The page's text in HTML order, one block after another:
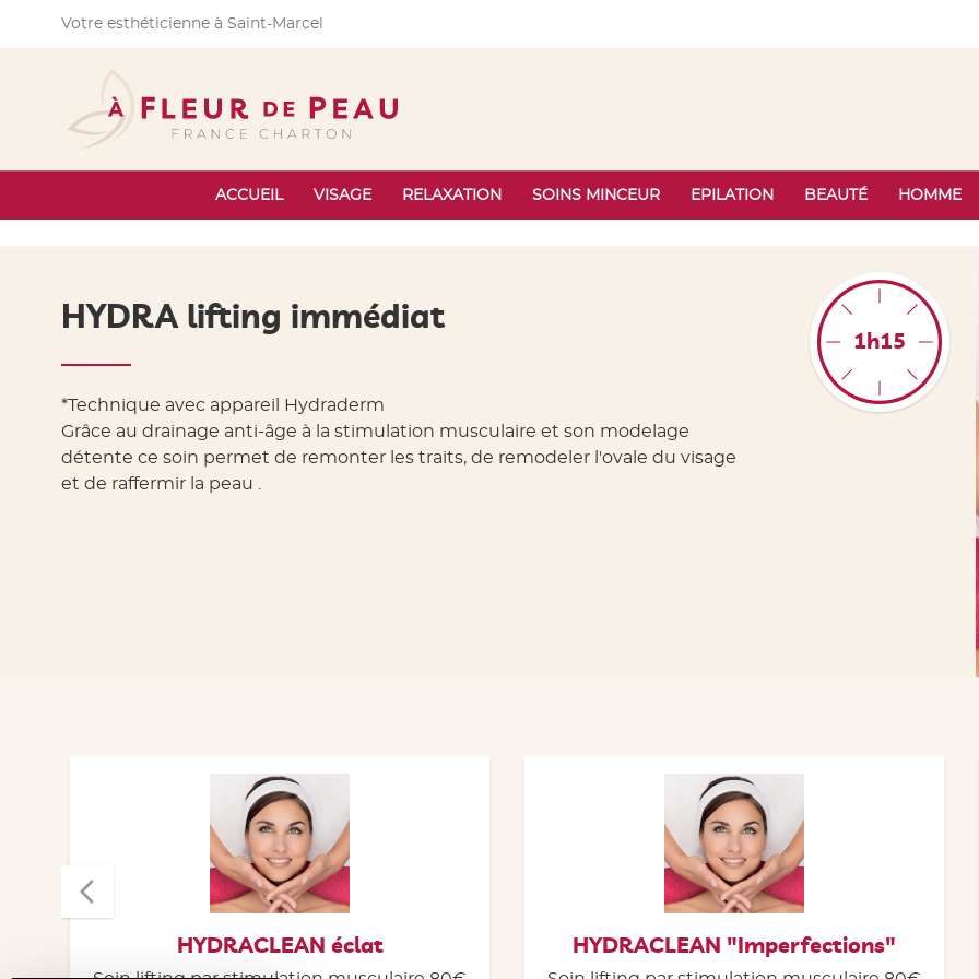
Votre esthéticienne à Saint-Marcel
ACCUEIL VISAGE RELAXATION SOINS MINCEUR EPILATION BEAUTÉ HOMME
HYDRA lifting immédiat
*Technique avec appareil Hydraderm
Grâce au drainage anti-âge à la stimulation musculaire et son modelage
détente ce soin permet de remonter les traits, de remodeler l'ovale du visage
et de raffermir la peau .
1h15
HYDRACLEAN éclat HYDRACLEAN "Imperfections"
Panneau de gestion des cookies